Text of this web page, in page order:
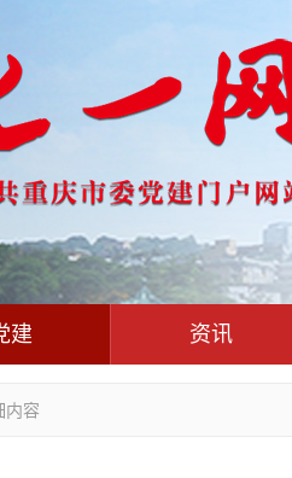
建
工作
资讯
内容